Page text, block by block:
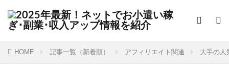
HOME 記事一覧（新着順） アフィリエイト関連 大手の人